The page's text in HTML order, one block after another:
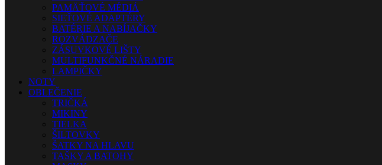
PAMÄŤOVÉ MÉDIÁ
SIEŤOVÉ ADAPTÉRY
BATÉRIE A NABÍJAČKY
ROZVÁDZAČE
ZÁSUVKOVÉ LIŠTY
MULTIFUNKČNÉ NÁRADIE
LAMPIČKY
NOTY
OBLEČENIE
TRIČKÁ
MIKINY
TIELKA
ŠILTOVKY
ŠATKY NA HLAVU
TAŠKY A BATOHY